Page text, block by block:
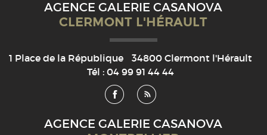
AGENCE GALERIE CASANOVA
CLERMONT L'HÉRAULT
1 Place de la République 34800 Clermont l'Hérault
Tél : 04 99 91 44 44
AGENCE GALERIE CASANOVA